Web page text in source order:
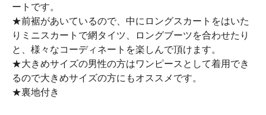
ートです。
★前裾があいているので、中にロングスカートをはいた
りミニスカートで網タイツ、ロングブーツを合わせたり
と、様々なコーディネートを楽しんで頂けます。
★大きめサイズの男性の方はワンピースとして着用でき
るので大きめサイズの方にもオススメです。
★裏地付き